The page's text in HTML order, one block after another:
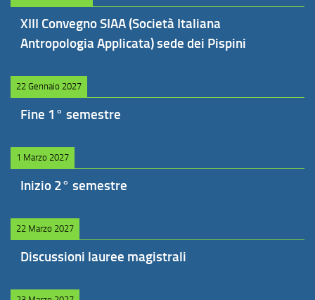
XIII Convegno SIAA (Società Italiana
Antropologia Applicata) sede dei Pispini
22 Gennaio 2027
Fine 1° semestre
1 Marzo 2027
Inizio 2° semestre
22 Marzo 2027
Discussioni lauree magistrali